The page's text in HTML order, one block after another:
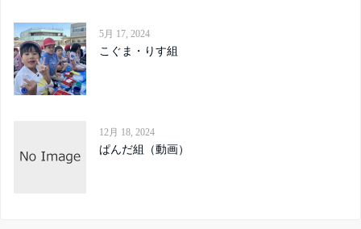
5月 17, 2024
こぐま・りす組
12月 18, 2024
ぱんだ組（動画）